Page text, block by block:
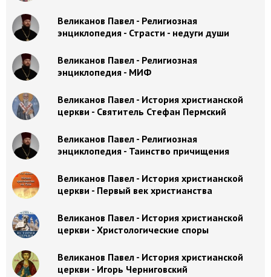
Великанов Павел - Религиозная
энциклопедия - Страсти - недуги души
Великанов Павел - Религиозная
энциклопедия - МИФ
Великанов Павел - История христианской
церкви - Святитель Стефан Пермский
Великанов Павел - Религиозная
энциклопедия - Таинство причищения
Великанов Павел - История христианской
церкви - Первый век христианства
Великанов Павел - История христианской
церкви - Христологические споры
Великанов Павел - История христианской
церкви - Игорь Черниговский